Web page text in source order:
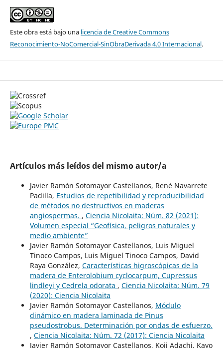
Este obra está bajo una licencia de Creative Commons
Reconocimiento-NoComercial-SinObraDerivada 4.0 Internacional.
Artículos más leídos del mismo autor/a
Javier Ramón Sotomayor Castellanos, René Navarrete
Padilla, Estudios de repetibilidad y reproducibilidad
de métodos no destructivos en maderas
angiospermas. , Ciencia Nicolaita: Núm. 82 (2021):
Volumen especial “Geofísica, peligros naturales y
medio ambiente”
Javier Ramón Sotomayor Castellanos, Luis Miguel
Tinoco Campos, Luis Miguel Tinoco Campos, David
Raya González, Características higroscópicas de la
madera de Enterolobium cyclocarpum, Cupressus
lindleyi y Cedrela odorata , Ciencia Nicolaita: Núm. 79
(2020): Ciencia Nicolaita
Javier Ramón Sotomayor Castellanos, Módulo
dinámico en madera laminada de Pinus
pseudostrobus. Determinación por ondas de esfuerzo.
, Ciencia Nicolaita: Núm. 72 (2017): Ciencia Nicolaita
Javier Ramón Sotomayor Castellanos, Koji Adachi, Kayo